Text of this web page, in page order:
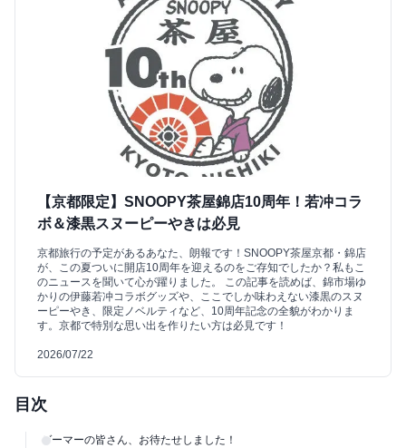
【京都限定】SNOOPY茶屋錦店10周年！若冲コラ
ボ＆漆黒スヌーピーやきは必見
京都旅行の予定があるあなた、朗報です！SNOOPY茶屋京都・錦店
が、この夏ついに開店10周年を迎えるのをご存知でしたか？私もこ
のニュースを聞いて心が躍りました。 この記事を読めば、錦市場ゆ
かりの伊藤若冲コラボグッズや、ここでしか味わえない漆黒のスヌ
ーピーやき、限定ノベルティなど、10周年記念の全貌がわかりま
す。京都で特別な思い出を作りたい方は必見です！
2026/07/22
目次
ゲーマーの皆さん、お待たせしました！